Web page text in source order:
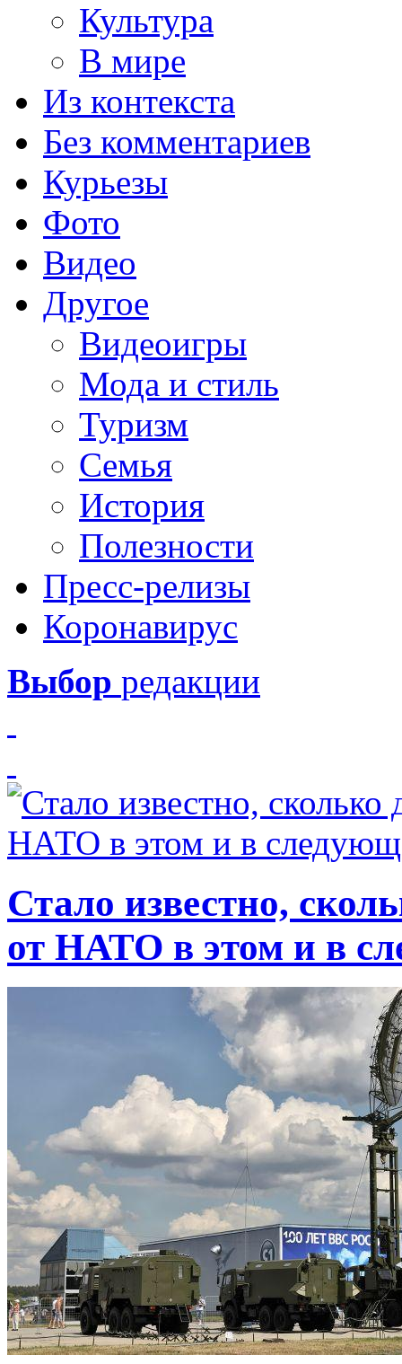
Культура
В мире
Из контекста
Без комментариев
Курьезы
Фото
Видео
Другое
Видеоигры
Мода и стиль
Туризм
Семья
История
Полезности
Пресс-релизы
Коронавирус
Выбор редакции
Стало известно,
от НАТО в этом и в